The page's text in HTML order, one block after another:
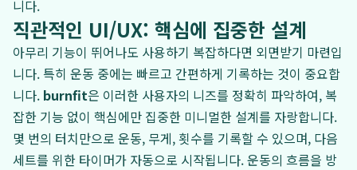
니다.
직관적인 UI/UX: 핵심에 집중한 설계
아무리 기능이 뛰어나도 사용하기 복잡하다면 외면받기 마련입
니다. 특히 운동 중에는 빠르고 간편하게 기록하는 것이 중요합
니다. burnfit은 이러한 사용자의 니즈를 정확히 파악하여, 복
잡한 기능 없이 핵심에만 집중한 미니멀한 설계를 자랑합니다.
몇 번의 터치만으로 운동, 무게, 횟수를 기록할 수 있으며, 다음
세트를 위한 타이머가 자동으로 시작됩니다. 운동의 흐름을 방